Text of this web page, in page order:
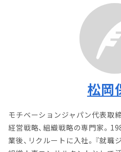
松岡
モチベーションジャパン代表取
経営戦略、組織戦略の専門家。
業後、リクルートに入社。『就職